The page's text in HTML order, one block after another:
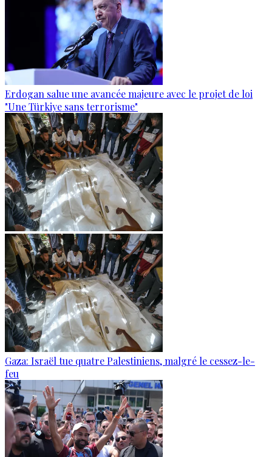
Erdogan salue une avancée majeure avec le projet de loi
"Une Türkiye sans terrorisme"
Gaza: Israël tue quatre Palestiniens, malgré le cessez-le-
feu